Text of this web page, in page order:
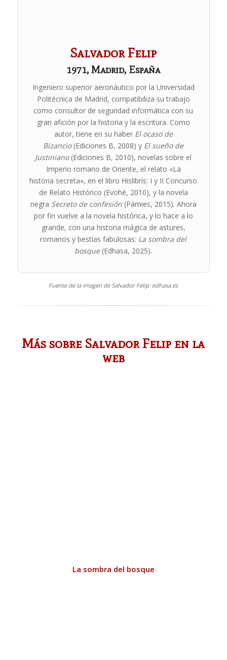
Salvador Felip
1971, Madrid, España
Ingeniero superior aeronáutico por la Universidad
Politécnica de Madrid, compatibiliza su trabajo
como consultor de seguridad informática con su
gran afición por la historia y la escritura. Como
autor, tiene en su haber El ocaso de
Bizancio(Ediciones B, 2008) y El sueño de
Justiniano(Ediciones B, 2010), novelas sobre el
Imperio romano de Oriente, el relato «La
historia secreta», en el libro Hislibris: I y II Concurso
de Relato Histórico (Evohé, 2010), y la novela
negra Secreto de confesión(Pámies, 2015). Ahora
por fin vuelve a la novela histórica, y lo hace a lo
grande, con una historia mágica de astures,
romanos y bestias fabulosas: La sombra del
bosque(Edhasa, 2025).
Fuente de la imagen de Salvador Felip: edhasa.es
Más sobre Salvador Felip en la
web
La sombra del bosque